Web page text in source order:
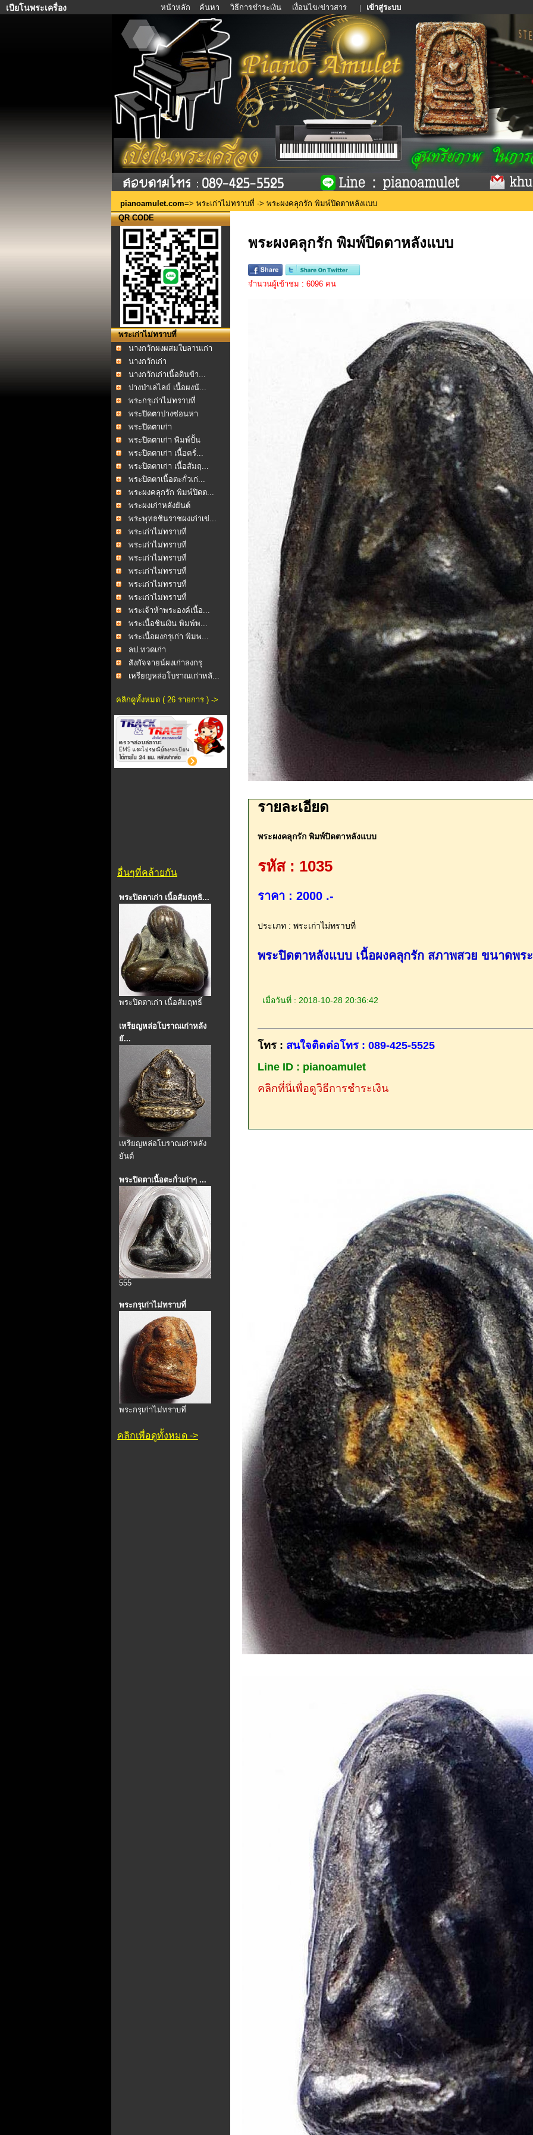
เปียโนพระเครื่อง หน้าหลัก ค้นหา วิธีการชำระเงิน เงื่อนไข/ข่าวสาร | เข้าสู่ระบบ
pianoamulet.com=> พระเก่าไม่ทราบที่ -> พระผงคลุกรัก พิมพ์ปิดตาหลังแบบ
QR CODE
พระเก่าไม่ทราบที่
นางกวักผงผสมใบลานเก่า
นางกวักเก่า
นางกวักเก่าเนื้อดินข้า...
ปางป่าเลไลย์ เนื้อผงน้...
พระกรุเก่าไม่ทราบที่
พระปิดตาปางซ่อนหา
ผงคล...พระปิดตาเก่า
พระปิดตาเก่า พิมพ์ปั้น
พระปิดตาเก่า เนื้อครั่...
พระปิดตาเก่า เนื้อสัมฤ...
พระปิดตาเนื้อตะกั่วเก่...
พระผงคลุกรัก พิมพ์ปิดต...
พระผงเก่าหลังยันต์
พระพุทธชินราชผงเก่าเข่...
พระเก่าไม่ทราบที่
พระเก่าไม่ทราบที่
พระเก่าไม่ทราบที่
พระเก่าไม่ทราบที่
พระเก่าไม่ทราบที่
พระเก่าไม่ทราบที่
พระเจ้าห้าพระองค์เนื้อ...
พระเนื้อชินเงิน พิมพ์พ...
พระเนื้อผงกรุเก่า พิมพ...
ลป.ทวดเก่า
สังกัจจายน์ผงเก่าลงกรุ
เหรียญหล่อโบราณเก่าหลั...
คลิกดูทั้งหมด ( 26 รายการ ) ->
อื่นๆที่คล้ายกัน
พระปิดตาเก่า เนื้อสัมฤทธิ...
พระปิดตาเก่า เนื้อสัมฤทธิ์
เหรียญหล่อโบราณเก่าหลัง
ยั...
เหรียญหล่อโบราณเก่าหลัง
ยันต์
พระปิดตาเนื้อตะกั่วเก่าๆ ...
555
พระกรุเก่าไม่ทราบที่
พระกรุเก่าไม่ทราบที่
คลิกเพื่อดูทั้งหมด ->
พระผงคลุกรัก พิมพ์ปิดตาหลังแบบ
จำนวนผู้เข้าชม : 6096 คน
รายละเอียด
พระผงคลุกรัก พิมพ์ปิดตาหลังแบบ
รหัส : 1035
ราคา : 2000 .-
ประเภท : พระเก่าไม่ทราบที่
พระปิดตาหลังแบบ เนื้อผงคลุกรัก สภาพสวย ขนาดพร
เมื่อวันที่ : 2018-10-28 20:36:42
โทร : สนใจติดต่อโทร : 089-425-5525
Line ID : pianoamulet
คลิกที่นี่เพื่อดูวิธีการชำระเงิน